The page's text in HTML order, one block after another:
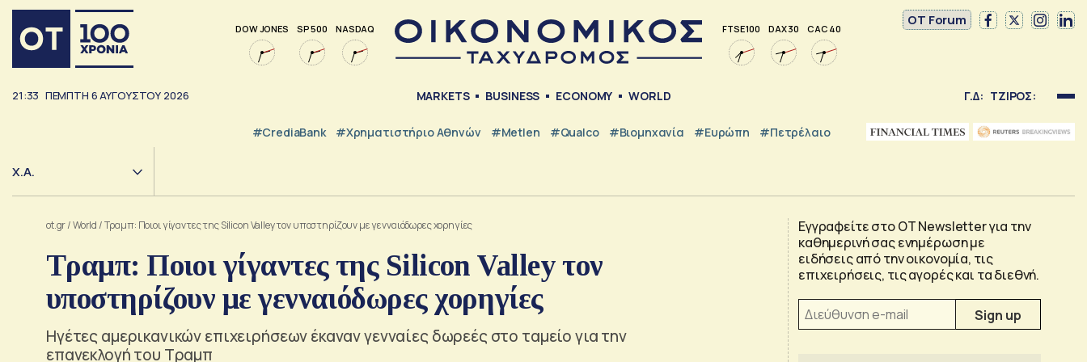
DOW JONES SP 500 NASDAQ FTSE 100 DAX 30 CAC 40
OT Forum
21:33 ΠΈΜΠΤΗ 6ΑΥΓΟΎΣΤΟΥ 2026 MARKETS BUSINESS ECONOMY WORLD Γ.Δ: ΤΖΙΡΟΣ:
#CrediaBank #Χρηματιστήριο Αθηνών #metlen #Qualco #Βιομηχανία #Ευρώπη #Πετρέλαιο
Χ.Α.
ot.gr/World /Τραμπ: Ποιοι γίγαντες της Silicon Valley τον υποστηρίζουν με γενναιόδωρες χορηγίες
Τραμπ: Ποιοι γίγαντες της Silicon Valley τον
υποστηρίζουν με γενναιόδωρες χορηγίες
Ηγέτες αμερικανικών επιχειρήσεων έκαναν γενναίες δωρεές στο ταμείο για την
επανεκλογή του Τραμπ
Εγγραφείτε στο OT Newsletter για την
καθημερινή σας ενημέρωση με
ειδήσεις από την οικονομία, τις
επιχειρήσεις, τις αγορές και τα διεθνή.